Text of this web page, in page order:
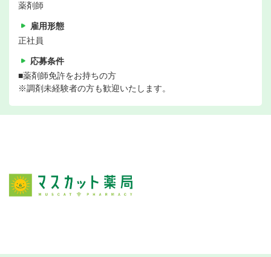
薬剤師
雇用形態
正社員
応募条件
■薬剤師免許をお持ちの方
※調剤未経験者の方も歓迎いたします。